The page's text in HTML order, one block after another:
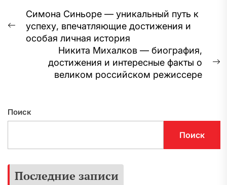
Навигация
по
записям
Предыдущая
запись:
Симона Синьоре — уникальный путь к
успеху, впечатляющие достижения и
особая личная история
Никита Михалков — биография,
достижения и интересные факты о
великом российском режиссере
Поиск
Поиск
Последние записи